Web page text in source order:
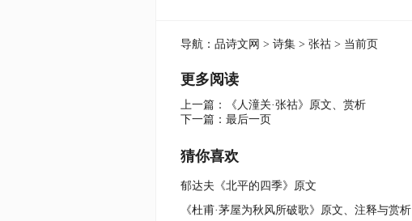
导航： 品诗文网 > 诗集 > 张祜 > 当前页
更多阅读
上一篇：
《人潼关·张祜》原文、赏析
下一篇： 最后一页
猜你喜欢
郁达夫《北平的四季》原文
《杜甫·茅屋为秋风所破歌》原文、注释与赏析